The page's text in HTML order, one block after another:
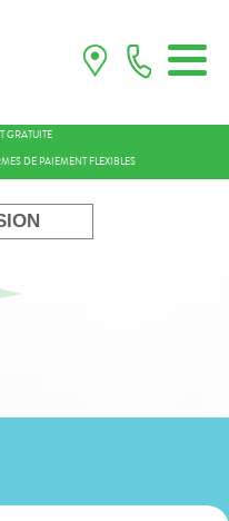
GRATUITE
DE PAIEMENT FLEXIBLES